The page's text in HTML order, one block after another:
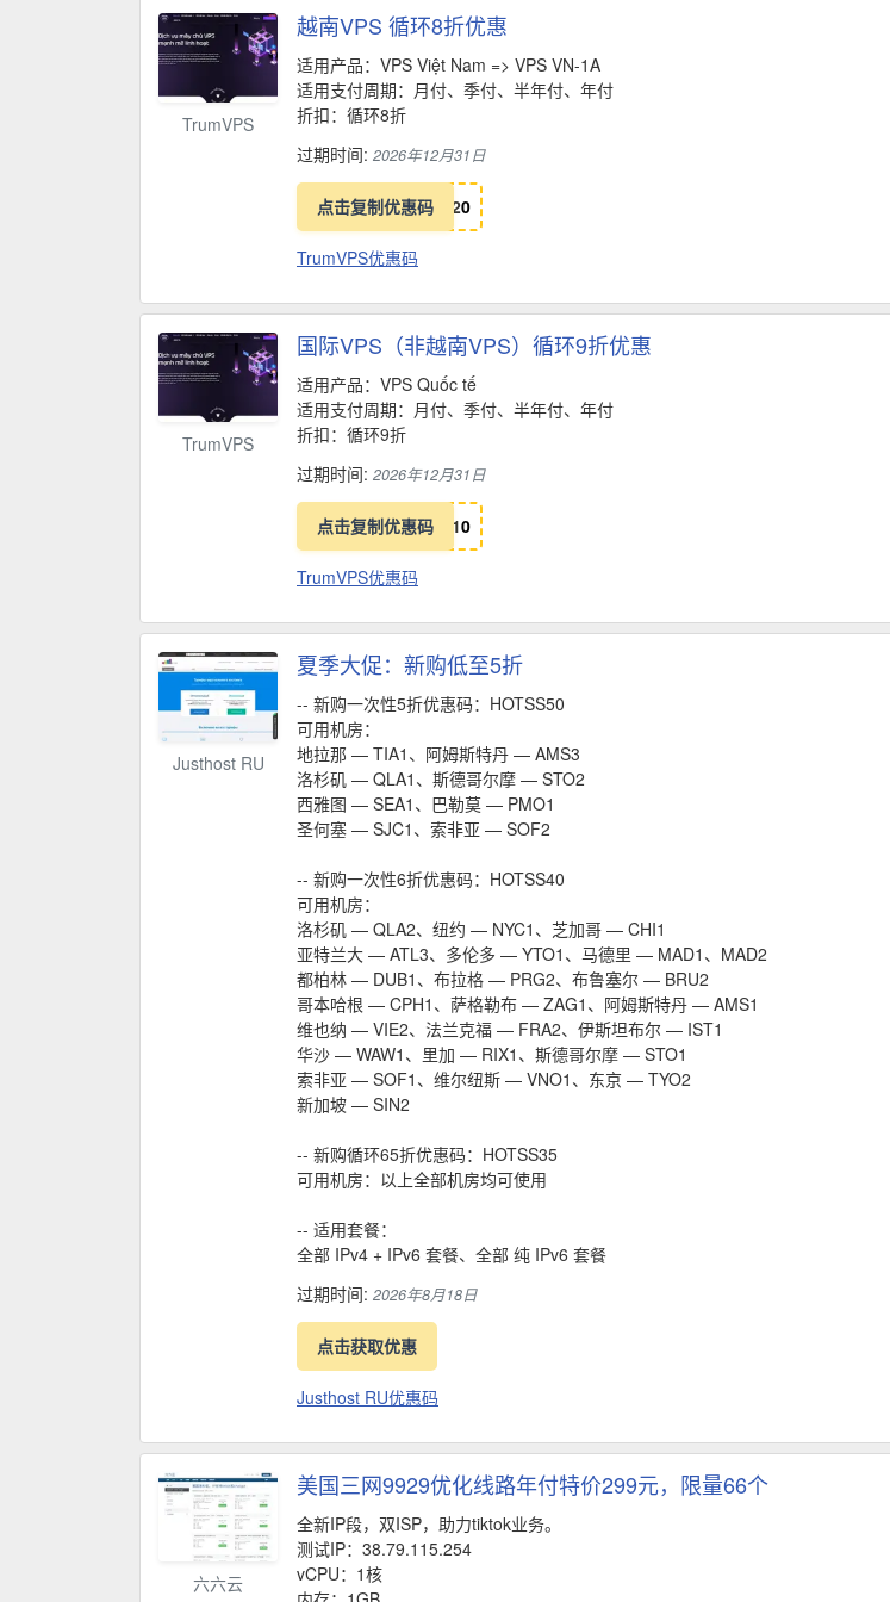
TrumVPS
越南VPS 循环8折优惠
适用产品：VPS Việt Nam => VPS VN-1A
适用支付周期：月付、季付、半年付、年付
折扣：循环8折
过期时间: 2026年12月31日
点击复制优惠码 20
TrumVPS优惠码
TrumVPS
国际VPS（非越南VPS）循环9折优惠
适用产品：VPS Quốc tế
适用支付周期：月付、季付、半年付、年付
折扣：循环9折
过期时间: 2026年12月31日
点击复制优惠码 10
TrumVPS优惠码
Justhost RU
夏季大促：新购低至5折
-- 新购一次性5折优惠码：HOTSS50
可用机房：
地拉那 — TIA1、阿姆斯特丹 — AMS3
洛杉矶 — QLA1、斯德哥尔摩 — STO2
西雅图 — SEA1、巴勒莫 — PMO1
圣何塞 — SJC1、索非亚 — SOF2
-- 新购一次性6折优惠码：HOTSS40
可用机房：
洛杉矶 — QLA2、纽约 — NYC1、芝加哥 — CHI1
亚特兰大 — ATL3、多伦多 — YTO1、马德里 — MAD1、MAD2
都柏林 — DUB1、布拉格 — PRG2、布鲁塞尔 — BRU2
哥本哈根 — CPH1、萨格勒布 — ZAG1、阿姆斯特丹 — AMS1
维也纳 — VIE2、法兰克福 — FRA2、伊斯坦布尔 — IST1
华沙 — WAW1、里加 — RIX1、斯德哥尔摩 — STO1
索非亚 — SOF1、维尔纽斯 — VNO1、东京 — TYO2
新加坡 — SIN2
-- 新购循环65折优惠码：HOTSS35
可用机房：以上全部机房均可使用
-- 适用套餐：
全部 IPv4 + IPv6 套餐、全部 纯 IPv6 套餐
过期时间: 2026年8月18日
点击获取优惠
Justhost RU优惠码
六六云
美国三网9929优化线路年付特价299元，限量66个
全新IP段，双ISP，助力tiktok业务。
测试IP：38.79.115.254
vCPU：1核